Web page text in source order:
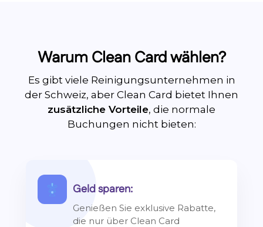
Warum Clean Card wählen?
Es gibt viele Reinigungsunternehmen in
der Schweiz, aber Clean Card bietet Ihnen
zusätzliche Vorteile, die normale
Buchungen nicht bieten:
Geld sparen:
Genießen Sie exklusive Rabatte,
die nur über Clean Card